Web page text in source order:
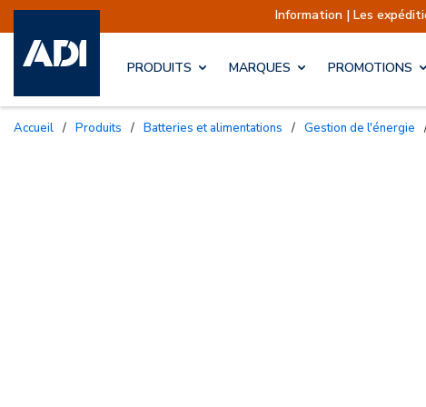
Information | Les expéditions sont
PRODUITS MARQUES PROMOTIONS
Accueil / Produits / Batteries et alimentations / Gestion de l'énergie